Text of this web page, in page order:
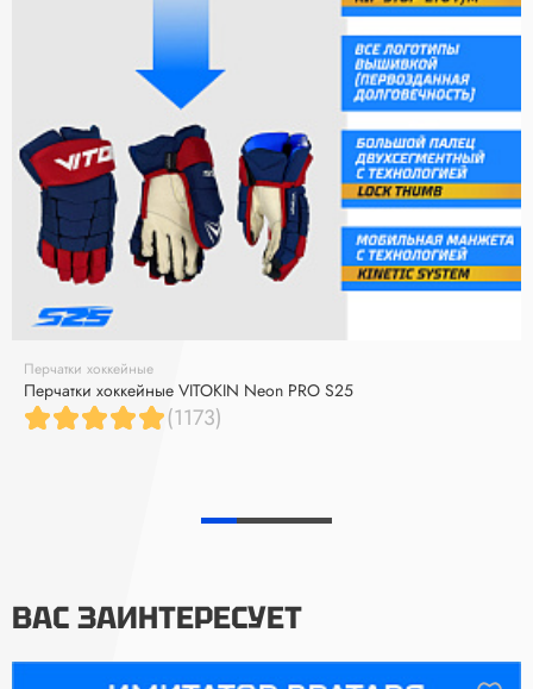
Перчатки хоккейные
Перчатки хоккейные VITOKIN Neon PRO S25
(1173)
ВАС ЗАИНТЕРЕСУЕТ